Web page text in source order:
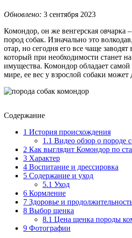
Обновлено: 3 сентября 2023
Комондор, он же венгерская овчарка
пород собак. Изначально это
отар, но сегодня его все чаще заводят
который при необходимости станет
имущества. Комондор обладает
мире, ее вес у взрослой собаки может
Содержание
1 История происхождения
1.1 Видео обзор о породе
2 Как выглядит Комондор по
3 Характер
4 Воспитание и дрессировка
5 Содержание и уход
5.1 Уход
6 Кормление
7 Здоровье и
8 Выбор щенка
8.1 Цена щенка породы
9 Фотографии